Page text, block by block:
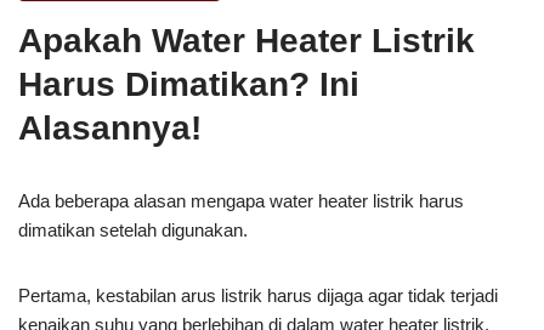
Apakah Water Heater Listrik
Harus Dimatikan? Ini
Alasannya!
Ada beberapa alasan mengapa water heater listrik harus
dimatikan setelah digunakan.
Pertama, kestabilan arus listrik harus dijaga agar tidak terjadi
kenaikan suhu yang berlebihan di dalam water heater listrik.